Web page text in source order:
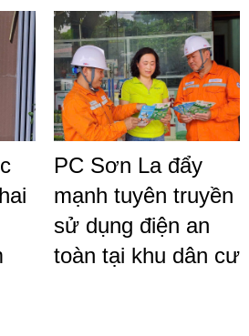
PC Sơn La đẩy
mạnh tuyên truyền
sử dụng điện an
toàn tại khu dân cư